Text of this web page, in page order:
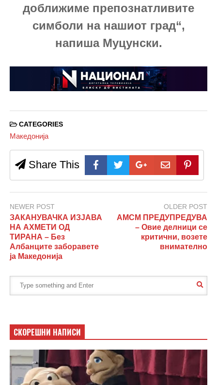
доближиме препознатливите
симболи на нашиот град“,
напиша Муцунски.
CATEGORIES
Македонија
Share This
NEWER POST
ЗАКАНУВАЧКА ИЗЈАВА
НА АХМЕТИ ОД
ТИРАНА – Без
Албанците заборавете
ја Македонија
OLDER POST
АМСМ ПРЕДУПРЕДУВА
– Овие делници се
критични, возете
внимателно
СКОРЕШНИ НАПИСИ